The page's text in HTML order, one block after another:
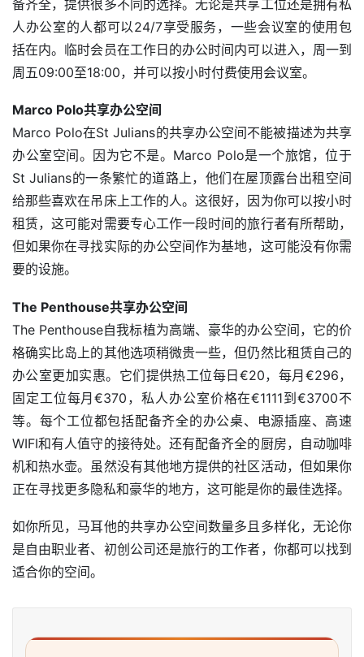
页
旅
游
攻
略
生
活
南
马
他
民
备齐全，提供很多不同的选择。无论是共享工位还是拥有私
人办公室的人都可以24/7享受服务，一些会议室的使用包
括在内。临时会员在工作日的办公时间内可以进入，周一到
周五09:00至18:00，并可以按小时付费使用会议室。
Marco Polo共享办公空间
Marco Polo在St Julians的共享办公空间不能被描述为共享
办公室空间。因为它不是。Marco Polo是一个旅馆，位于
St Julians的一条繁忙的道路上，他们在屋顶露台出租空间
给那些喜欢在吊床上工作的人。这很好，因为你可以按小时
租赁，这可能对需要专心工作一段时间的旅行者有所帮助，
但如果你在寻找实际的办公空间作为基地，这可能没有你需
要的设施。
The Penthouse共享办公空间
The Penthouse自我标植为高端、豪华的办公空间，它的价
格确实比岛上的其他选项稍微贵一些，但仍然比租赁自己的
办公室更加实惠。它们提供热工位每日€20，每月€296，
固定工位每月€370，私人办公室价格在€1111到€3700不
等。每个工位都包括配备齐全的办公桌、电源插座、高速
WIFI和有人值守的接待处。还有配备齐全的厨房，自动咖啡
机和热水壶。虽然没有其他地方提供的社区活动，但如果你
正在寻找更多隐私和豪华的地方，这可能是你的最佳选择。
如你所见，马耳他的共享办公空间数量多且多样化，无论你
是自由职业者、初创公司还是旅行的工作者，你都可以找到
适合你的空间。